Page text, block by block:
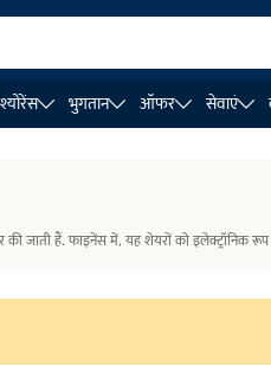
भुगतान ऑफर सेवाएं
की जाती हैं. फाइनेंस में, यह शेयरों को